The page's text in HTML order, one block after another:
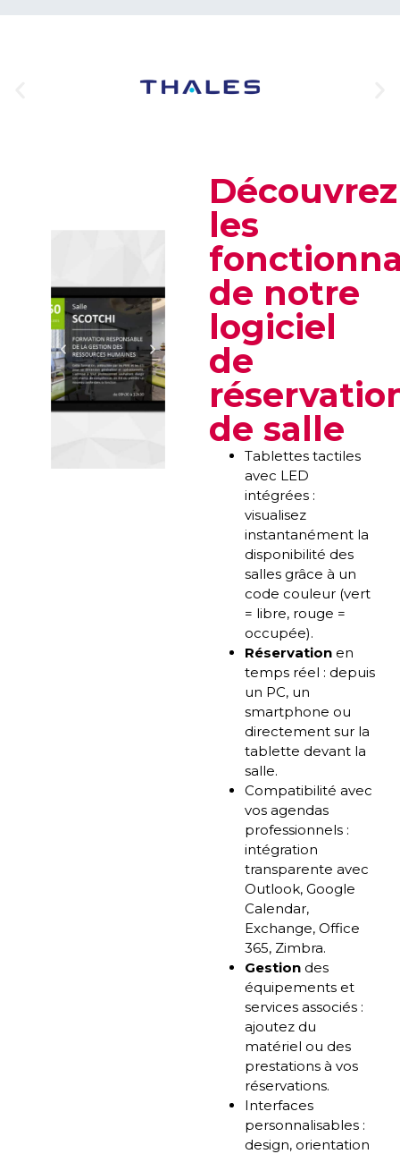
Découvrez
les
de notre
logiciel
de
de salle
Tablettes tactiles
avec LED
intégrées :
visualisez
instantanément la
disponibilité des
salles grâce à un
code couleur (vert
= libre, rouge =
occupée).
Réservation en
temps réel : depuis
un PC, un
smartphone ou
directement sur la
tablette devant la
salle.
Compatibilité avec
vos agendas
professionnels :
intégration
transparente avec
Outlook, Google
Calendar,
Exchange, Office
365, Zimbra.
Gestion des
équipements et
services associés :
ajoutez du
matériel ou des
prestations à vos
réservations.
Interfaces
personnalisables :
design, orientation